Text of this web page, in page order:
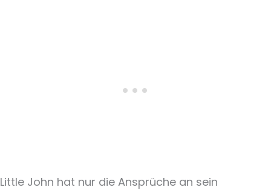
Little John hat nur die Ansprüche an sein